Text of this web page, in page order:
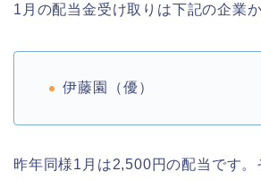
1月の配当金受け取りは下記の企業か
伊藤園（優）
昨年同様1月は2,500円の配当です